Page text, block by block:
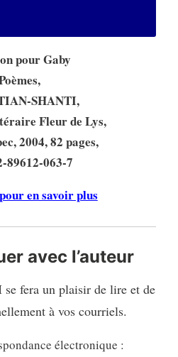
pour Gaby
SHANTI,
Fleur de Lys,
2004, 82 pages,
89612-063-7
en savoir plus
avec l’auteur
fera un plaisir de lire et de
à vos courriels.
électronique :